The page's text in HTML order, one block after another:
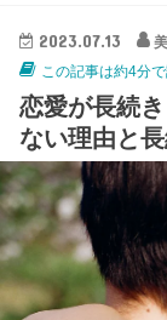
2023.07.13
この記事は約4分で
恋愛が長続
ない理由と